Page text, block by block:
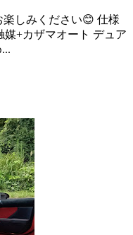
しみください😊 仕様
+カザマオート デュア